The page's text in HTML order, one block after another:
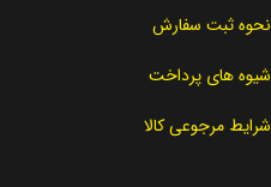
نحوه ثبت سفارش
شیوه های پرداخت
شرایط مرجوعی کالا